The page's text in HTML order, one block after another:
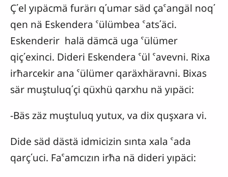
Ç΄el yıpäcmä furärı q΄umar säd çaˁangäl noq΄
qen nä Eskendera ˁülümbea ˁats΄äci.
Eskenderir halä dämcä uga ˁülümer
qiç΄exinci. Dideri Eskendera ˁül ˁavevni. Rixa
irħarcekir ana ˁülümer qaräxhäravni. Bixas
sär muştuluq΄çi qüxhü qarxhu nä yıpäci:
-Bäs zäz muştuluq yutux, va dix quşxara vi.
Dide säd dästä idmicizin sınta xala ˁada
qarç΄uci. Faˁamcızın irħa nä dideri yıpäci: